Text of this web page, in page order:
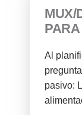
MUX/
Al
pasivo: